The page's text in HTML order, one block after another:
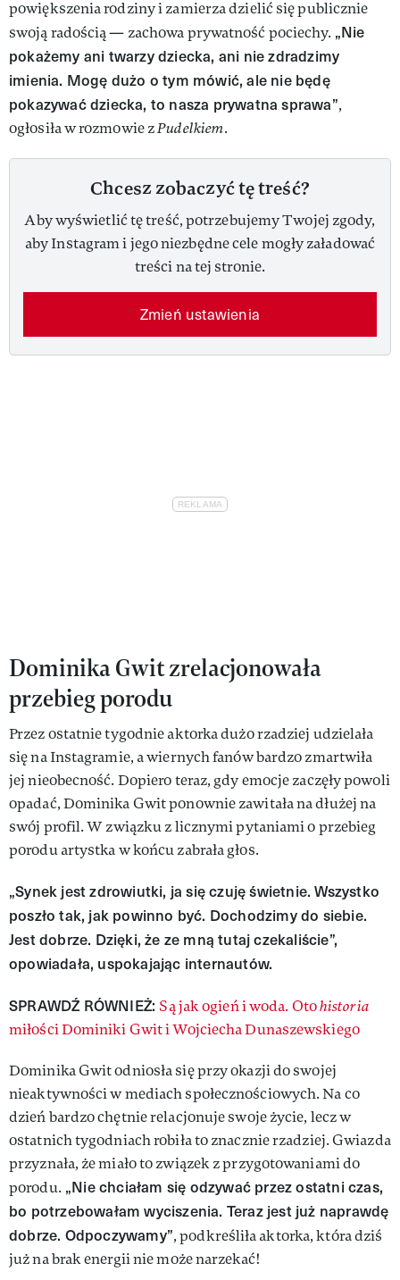
powiększenia rodziny i zamierza dzielić się publicznie
swoją radością — zachowa prywatność pociechy. „Nie
pokażemy ani twarzy dziecka, ani nie zdradzimy
imienia. Mogę dużo o tym mówić, ale nie będę
pokazywać dziecka, to nasza prywatna sprawa”,
ogłosiła w rozmowie zPudelkiem.
Chcesz zobaczyć tę treść?
Aby wyświetlić tę treść, potrzebujemy Twojej zgody,
aby Instagram i jego niezbędne cele mogły załadować
treści na tej stronie.
Zmień ustawienia
Dominika Gwit zrelacjonowała
przebieg porodu
Przez ostatnie tygodnie aktorka dużo rzadziej udzielała
się na Instagramie, a wiernych fanów bardzo zmartwiła
jej nieobecność. Dopiero teraz, gdy emocje zaczęły powoli
opadać, Dominika Gwit ponownie zawitała na dłużej na
swój profil. W związku z licznymi pytaniami o przebieg
porodu artystka w końcu zabrała głos.
„Synek jest zdrowiutki, ja się czuję świetnie. Wszystko
poszło tak, jak powinno być. Dochodzimy do siebie.
Jest dobrze. Dzięki, że ze mną tutaj czekaliście”,
opowiadała, uspokajając internautów.
SPRAWDŹ RÓWNIEŻ: Są jak ogień i woda. Otohistoria
miłości Dominiki Gwit i Wojciecha Dunaszewskiego
Dominika Gwit odniosła się przy okazji do swojej
nieaktywności w mediach społecznościowych. Na co
dzień bardzo chętnie relacjonuje swoje życie, lecz w
ostatnich tygodniach robiła to znacznie rzadziej. Gwiazda
przyznała, że miało to związek z przygotowaniami do
porodu. „Nie chciałam się odzywać przez ostatni czas,
bo potrzebowałam wyciszenia. Teraz jest już naprawdę
dobrze. Odpoczywamy”, podkreśliła aktorka, która dziś
już na brak energii nie może narzekać!